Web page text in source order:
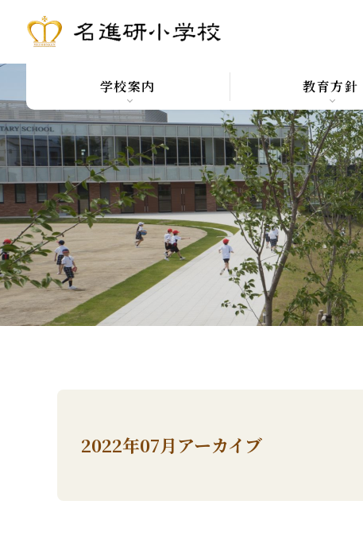
学校案内 教育方針
2022年07月アーカイブ